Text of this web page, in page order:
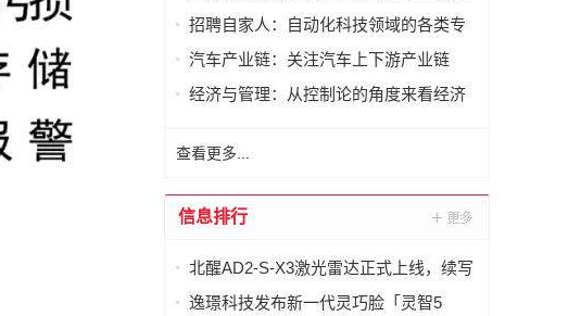
文思考
招聘自家人：自动化科技领域的各类专
家及人才需求资讯
汽车产业链：关注汽车上下游产业链
经济与管理：从控制论的角度来看经济
查看更多...
信息排行
北醒AD2-S-X3激光雷达正式上线，续写
智慧交通新篇章
逸璟科技发布新一代灵巧脸「灵智5